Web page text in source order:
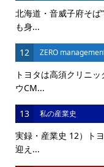
北海道・音威子府そ
も身...
12 ZERO
トヨタは高須クリニ
ウCM...
13 私の産業史
実録・産業史 12）ト
迎え...